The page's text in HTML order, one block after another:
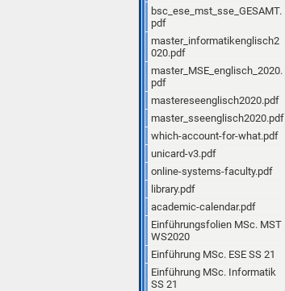
bsc_ese_mst_sse_GESAMT.
pdf
master_informatikenglisch2
020.pdf
master_MSE_englisch_2020.
pdf
mastereseenglisch2020.pdf
master_sseenglisch2020.pdf
which-account-for-what.pdf
unicard-v3.pdf
online-systems-faculty.pdf
library.pdf
academic-calendar.pdf
Einführungsfolien MSc. MST
WS2020
Einführung MSc. ESE SS 21
Einführung MSc. Informatik
SS 21